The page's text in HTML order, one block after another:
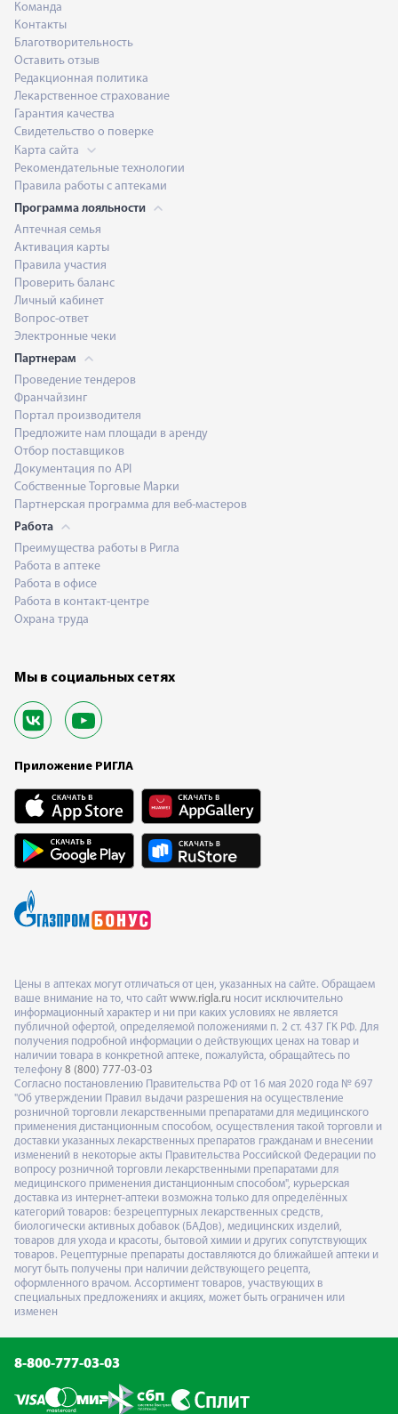
Команда
Контакты
Благотворительность
Оставить отзыв
Редакционная политика
Лекарственное страхование
Гарантия качества
Свидетельство о поверке
Карта сайта
Рекомендательные технологии
Правила работы с аптеками
Программа лояльности
Аптечная семья
Активация карты
Правила участия
Проверить баланс
Личный кабинет
Вопрос-ответ
Электронные чеки
Партнерам
Проведение тендеров
Франчайзинг
Портал производителя
Предложите нам площади в аренду
Отбор поставщиков
Документация по API
Собственные Торговые Марки
Партнерская программа для веб-мастеров
Работа
Преимущества работы в Ригла
Работа в аптеке
Работа в офисе
Работа в контакт-центре
Охрана труда
Мы в социальных сетях
Приложение РИГЛА
Цены в аптеках могут отличаться от цен, указанных на сайте. Обращаем
ваше внимание на то, что сайт www.rigla.ru носит исключительно
информационный характер и ни при каких условиях не является
публичной офертой, определяемой положениями п. 2 ст. 437 ГК РФ. Для
получения подробной информации о действующих ценах на товар и
наличии товара в конкретной аптеке, пожалуйста, обращайтесь по
телефону 8 (800) 777-03-03
Согласно постановлению Правительства РФ от 16 мая 2020 года № 697
"Об утверждении Правил выдачи разрешения на осуществление
розничной торговли лекарственными препаратами для медицинского
применения дистанционным способом, осуществления такой торговли и
доставки указанных лекарственных препаратов гражданам и внесении
изменений в некоторые акты Правительства Российской Федерации по
вопросу розничной торговли лекарственными препаратами для
медицинского применения дистанционным способом", курьерская
доставка из интернет-аптеки возможна только для определённых
категорий товаров: безрецептурных лекарственных средств,
биологически активных добавок (БАДов), медицинских изделий,
товаров для ухода и красоты, бытовой химии и других сопутствующих
товаров. Рецептурные препараты доставляются до ближайшей аптеки и
могут быть получены при наличии действующего рецепта,
оформленного врачом. Ассортимент товаров, участвующих в
специальных предложениях и акциях, может быть ограничен или
изменен
8-800-777-03-03